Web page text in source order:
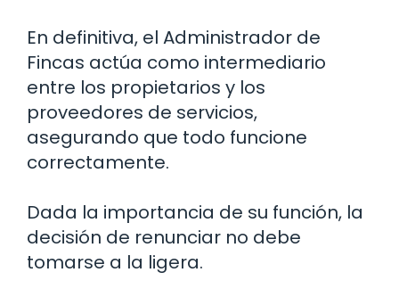
En definitiva, el Administrador de
Fincas actúa como intermediario
entre los propietarios y los
proveedores de servicios,
asegurando que todo funcione
correctamente.
Dada la importancia de su función, la
decisión de renunciar no debe
tomarse a la ligera.